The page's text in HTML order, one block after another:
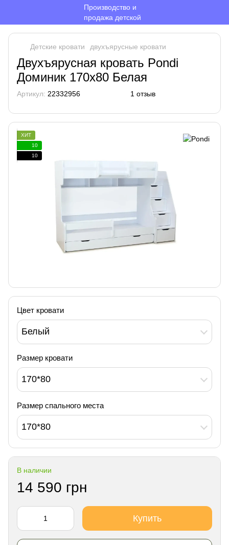
Детские кровати двухъярусные кровати
Двухъярусная кровать Pondi
Доминик 170х80 Белая
Артикул: 22332956 1 отзыв
ХИТ
10
10
Цвет кровати
Белый
Размер кровати
170*80
Размер спального места
170*80
В наличии
14 590 грн
Купить